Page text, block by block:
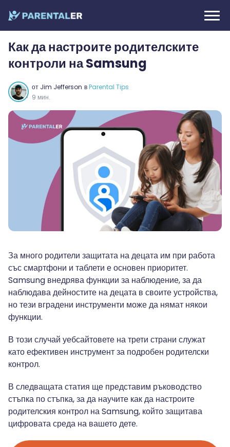
Как да настроите родителските
контроли на Samsung
от Jim Jefferson вParental Tips
9 мин.
За много родители защитата на децата им при работа
със смартфони и таблети е основен приоритет.
Samsung внедрява функции за наблюдение, за да
наблюдава дейностите на децата в своите устройства,
но тези вградени инструменти може да нямат някои
функции.
В този случай уебсайтовете на трети страни служат
като ефективен инструмент за подробен родителски
контрол.
В следващата статия ще представим ръководство
стъпка по стъпка, за да научите как да настроите
родителския контрол на Samsung, който защитава
цифровата среда на вашето дете.